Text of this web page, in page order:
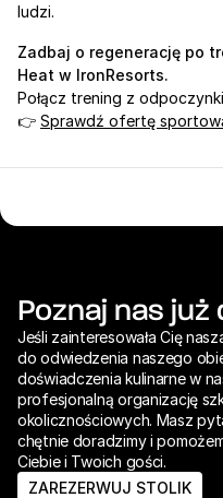
ludzi.
Zadbaj o regenerację po
Heat w IronResorts.
Połącz trening z
👉 Sprawdź ofertę
Poznaj nas już
Jeśli zainteresowała Cię
do odwiedzenia naszego
doświadczenia kulinarne w
profesjonalną organizację
okolicznościowych. Masz
chętnie doradzimy i
Ciebie i Twoich gości.
ZAREZERWUJ STOLIK